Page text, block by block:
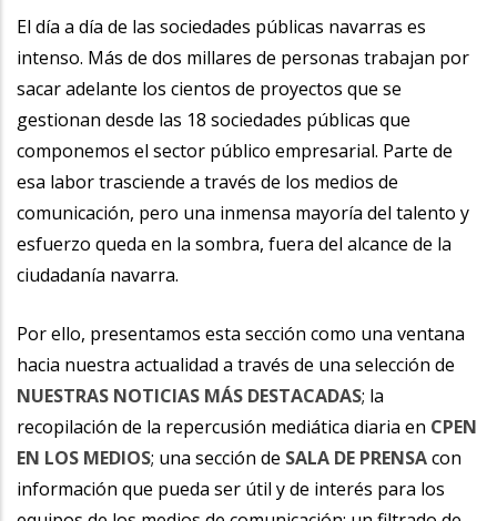
la
navegación
El día a día de las sociedades públicas navarras es
intenso. Más de dos millares de personas trabajan por
sacar adelante los cientos de proyectos que se
gestionan desde las 18 sociedades públicas que
componemos el sector público empresarial. Parte de
esa labor trasciende a través de los medios de
comunicación, pero una inmensa mayoría del talento y
esfuerzo queda en la sombra, fuera del alcance de la
ciudadanía navarra.
Por ello, presentamos esta sección como una ventana
hacia nuestra actualidad a través de una selección de
NUESTRAS NOTICIAS MÁS DESTACADAS; la
recopilación de la repercusión mediática diaria en CPEN
EN LOS MEDIOS; una sección de SALA DE PRENSAcon
información que pueda ser útil y de interés para los